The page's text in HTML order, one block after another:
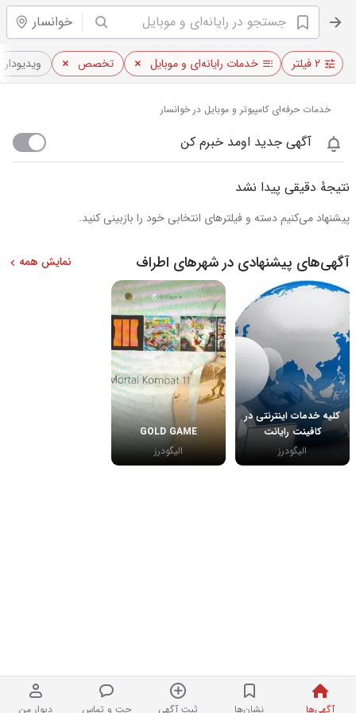
خوانسار
آگهی‌ها نشان‌ها ثبت آگهی چت و تماس دیوار من
۲ فیلتر خدمات رایانه‌ای و موبایل تخصص ویدیو‌دار
خدمات حرفه‌ای کامپیوتر و موبایل در خوانسار
آگهی جدید اومد خبرم کن
نتیجهٔ دقیقی پیدا نشد
پیشنهاد می‌کنیم دسته و فیلترهای انتخابی خود را بازبینی کنید.
آگهی‌های پیشنهادی در شهرهای اطراف نمایش همه
کلیه خدمات اینترنتی در
کافینت رایانت
الیگودرز
GOLD GAME
الیگودرز